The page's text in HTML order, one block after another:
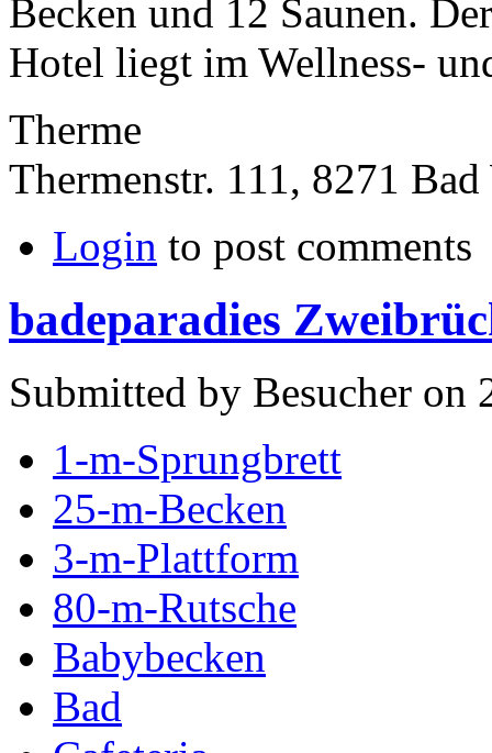
Becken und 12 Saunen.
Hotel liegt im Wellness-
Therme
Thermenstr. 111, 8271
Login to post comments
badeparadies
Submitted by Besucher on
1-m-Sprungbrett
25-m-Becken
3-m-Plattform
80-m-Rutsche
Babybecken
Bad